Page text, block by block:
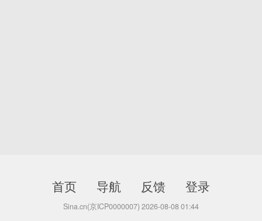
首页 导航 反馈 登录
Sina.cn(京ICP0000007) 2026-08-08 01:44